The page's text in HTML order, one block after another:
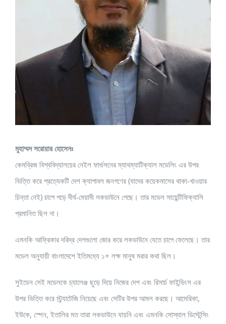
মুহাম্মদ সরোয়ার হোসেনঃ
কেমব্রিজ বিশ্ববিদ্যালয়ের নেইল ফার্গুসনের ম্যাথম্যাটিক্যাল মডেলিং এর উপর
ভিত্তি করে প্রত্যেকটি দেশ ক্যাপাবল জনগণের (যাদের কয়েকমাসের থাকা-খাওয়ার
চিন্তা নেই) চাপে পড়ে দীর্ঘ-মেয়াদী লকডাউনে গেছে। তার মডেল সায়েন্টিফিক্যালি
প্রমানিত ছিল না।
এমনকি আফ্রিকার দরিদ্র দেশগুলো জোর করে লকডাউনে যেতে চাপে ফেলেছে। তার
মডেল অনুযায়ী বাংলাদেশে ইতিমধ্যে ১+ লক্ষ মানুষ মরার কথা ছিল।
সুইডেন সেই মডেলকে চ্যালেঞ্জ ছুড়ে দিয়ে নিজের দেশ এবং রিসার্চ ফাইন্ডিংস এর
উপর ভিত্তি করে স্ট্র্যাটেজি নিয়েছে এবং সেটির উপর আমল করছে। আমেরিকা,
ইউকে, স্পেন, ইতালির মত তারা লকডাউনে যায়নি এবং এমনকি সোস্যাল ডিস্টেন্সিং